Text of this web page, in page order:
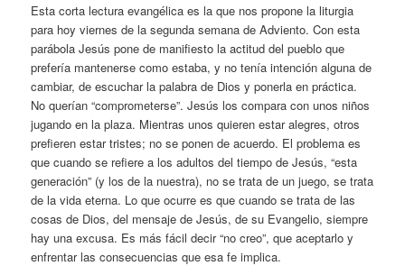
Esta corta lectura evangélica es la que nos propone la liturgia
para hoy viernes de la segunda semana de Adviento. Con esta
parábola Jesús pone de manifiesto la actitud del pueblo que
prefería mantenerse como estaba, y no tenía intención alguna de
cambiar, de escuchar la palabra de Dios y ponerla en práctica.
No querían “comprometerse”. Jesús los compara con unos niños
jugando en la plaza. Mientras unos quieren estar alegres, otros
prefieren estar tristes; no se ponen de acuerdo. El problema es
que cuando se refiere a los adultos del tiempo de Jesús, “esta
generación” (y los de la nuestra), no se trata de un juego, se trata
de la vida eterna. Lo que ocurre es que cuando se trata de las
cosas de Dios, del mensaje de Jesús, de su Evangelio, siempre
hay una excusa. Es más fácil decir “no creo”, que aceptarlo y
enfrentar las consecuencias que esa fe implica.